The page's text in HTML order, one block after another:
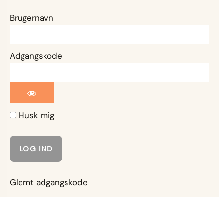
Brugernavn
Adgangskode
Husk mig
Glemt adgangskode